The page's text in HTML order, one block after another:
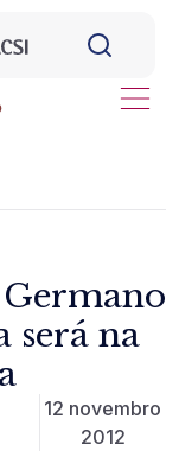
será na
12 novembro
2012